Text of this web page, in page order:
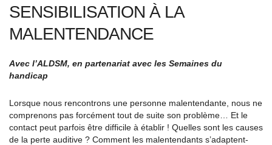
SENSIBILISATION À LA
MALENTENDANCE
Avec l’ALDSM, en partenariat avec les Semaines du
handicap
Lorsque nous rencontrons une personne malentendante, nous ne
comprenons pas forcément tout de suite son problème… Et le
contact peut parfois être difficile à établir ! Quelles sont les causes
de la perte auditive ? Comment les malentendants s’adaptent-